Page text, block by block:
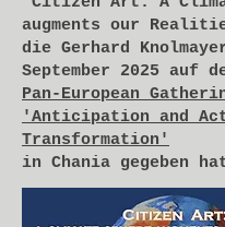
augments our
die Gerhard
September 2025 auf
Pan-European
'Anticipation and
Transformation'
in Chania gegeben